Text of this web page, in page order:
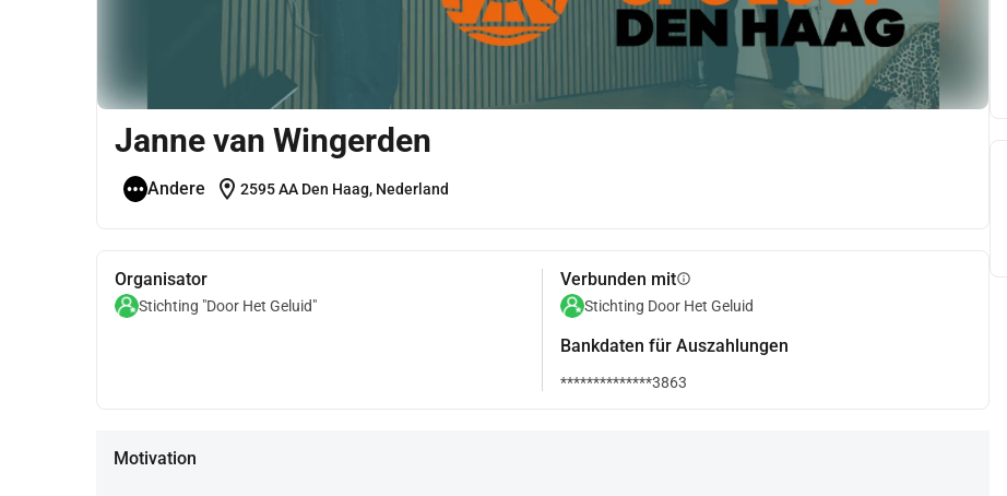
Janne van Wingerden
Andere location_on 2595 AA Den Haag, Nederland
Organisator
Stichting "Door Het Geluid"
Verbunden mitinfo
Stichting Door Het Geluid
Bankdaten für Auszahlungen
**************3863
Motivation